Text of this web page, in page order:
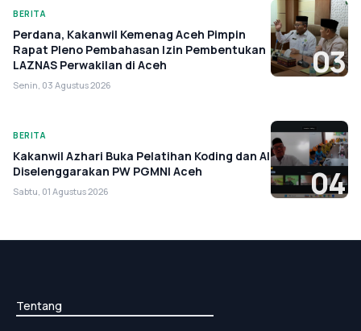
BERITA
Perdana, Kakanwil Kemenag Aceh Pimpin
Rapat Pleno Pembahasan Izin Pembentukan
LAZNAS Perwakilan di Aceh
Senin, 03 Agustus 2026
03
BERITA
Kakanwil Azhari Buka Pelatihan Koding dan AI
Diselenggarakan PW PGMNI Aceh
Sabtu, 01 Agustus 2026 04
Tentang